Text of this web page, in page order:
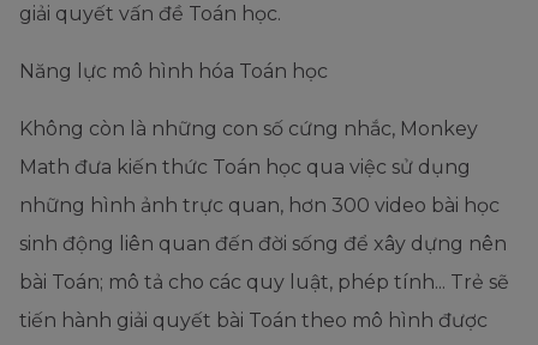
giải quyết vấn đề Toán học.
Năng lực mô hình hóa Toán học
Không còn là những con số cứng nhắc, Monkey
Math đưa kiến thức Toán học qua việc sử dụng
những hình ảnh trực quan, hơn 300 video bài học
sinh động liên quan đến đời sống để xây dựng nên
bài Toán; mô tả cho các quy luật, phép tính... Trẻ sẽ
tiến hành giải quyết bài Toán theo mô hình được